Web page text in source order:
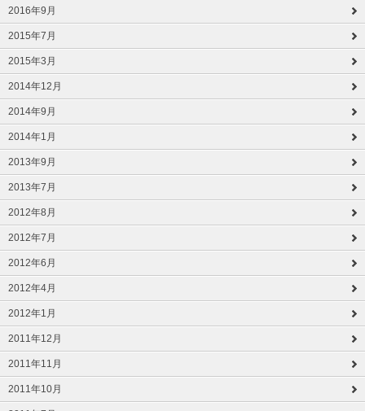
2016年9月
2015年7月
2015年3月
2014年12月
2014年9月
2014年1月
2013年9月
2013年7月
2012年8月
2012年7月
2012年6月
2012年4月
2012年1月
2011年12月
2011年11月
2011年10月